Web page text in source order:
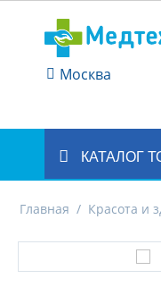
Москва
КАТАЛОГ
Главная / Красота и